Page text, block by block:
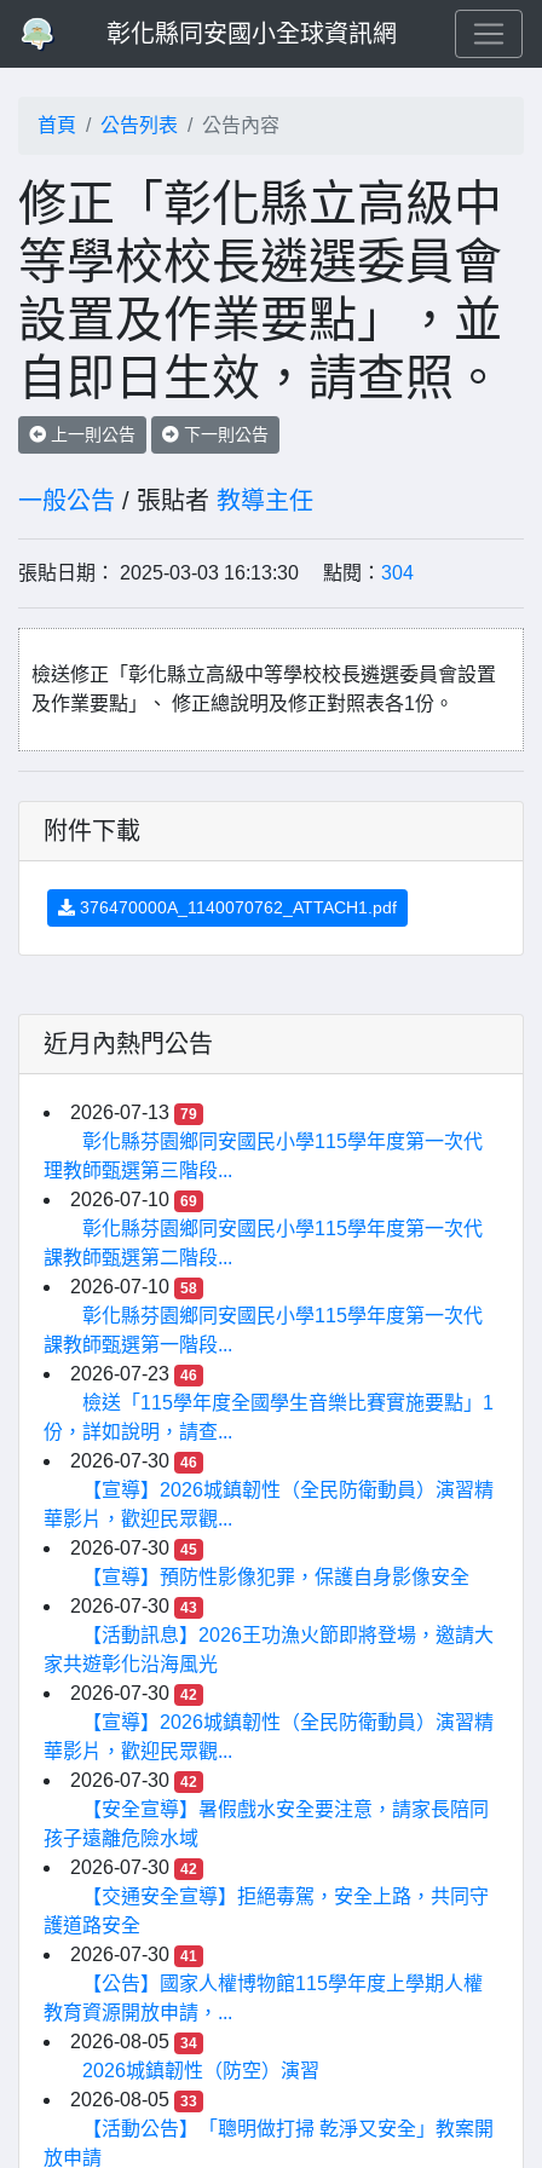
彰化縣同安國小全球資訊網
首頁 公告列表 公告內容
修正「彰化縣立高級中
等學校校長遴選委員會
設置及作業要點」，並
自即日生效，請查照。
上一則公告 下一則公告
一般公告 / 張貼者 教導主任
張貼日期： 2025-03-03 16:13:30 點閱： 304
檢送修正「彰化縣立高級中等學校校長遴選委員會設置
及作業要點」、 修正總說明及修正對照表各1份。
附件下載
376470000A_1140070762_ATTACH1.pdf
近月內熱門公告
2026-07-13 79
彰化縣芬園鄉同安國民小學115學年度第一次代
理教師甄選第三階段...
2026-07-10
69
彰化縣芬園鄉同安國民小學115學年度第一次代
課教師甄選第二階段...
2026-07-10
58
彰化縣芬園鄉同安國民小學115學年度第一次代
課教師甄選第一階段...
2026-07-23
46
檢送「115學年度全國學生音樂比賽實施要點」1
份，詳如說明，請查...
2026-07-30
46
【宣導】2026城鎮韌性（全民防衛動員）演習精
華影片，歡迎民眾觀...
2026-07-30
45
【宣導】預防性影像犯罪，保護自身影像安全
2026-07-30
43
【活動訊息】2026王功漁火節即將登場，邀請大
家共遊彰化沿海風光
2026-07-30
42
【宣導】2026城鎮韌性（全民防衛動員）演習精
華影片，歡迎民眾觀...
2026-07-30
42
【安全宣導】暑假戲水安全要注意，請家長陪同
孩子遠離危險水域
2026-07-30
42
【交通安全宣導】拒絕毒駕，安全上路，共同守
護道路安全
2026-07-30
41
【公告】國家人權博物館115學年度上學期人權
教育資源開放申請，...
2026-08-05
34
2026城鎮韌性（防空）演習
2026-08-05
33
【活動公告】「聰明做打掃 乾淨又安全」教案開
放申請